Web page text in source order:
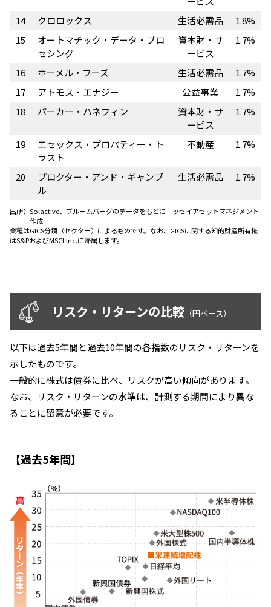
14 クロロックス 生活必需品
1.8%
15
オートマチック・データ・プロ
セシング
資本財・サ
ービス
1.7%
16 ホーメル・フーズ 生活必需品
1.7%
17
アトモス・エナジー 公益事業
1.7%
18
パーカー・ハネフィン
資本財・サ
ービス
1.7%
19
エセックス・プロパティー・ト
ラスト
不動産 1.7%
20
プロクター・アンド・ギャンブ
ル
生活必需品 1.7%
出所） Solactive、ブルームバーグのデータをもとにニッセイアセットマネジメント
作成
業種はGICS分類（セクター）によるものです。なお、GICSに関する知的財産所有権
はS&PおよびMSCI Inc.に帰属します。
リスク・リターンの比較 （円ベース）
以下は過去5年間と過去10年間の各指数のリスク・リターンを
示したものです。
一般的に株式は債券に比べ、リスクが高い傾向があります。
なお、リスク・リターンの水準は、計測する期間により異な
ることに留意が必要です。
【過去5年間】